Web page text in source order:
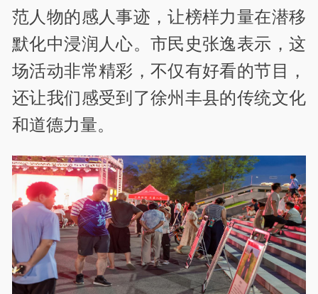
范人物的感人事迹，让榜样力量在潜移
默化中浸润人心。市民史张逸表示，这
场活动非常精彩，不仅有好看的节目，
还让我们感受到了徐州丰县的传统文化
和道德力量。